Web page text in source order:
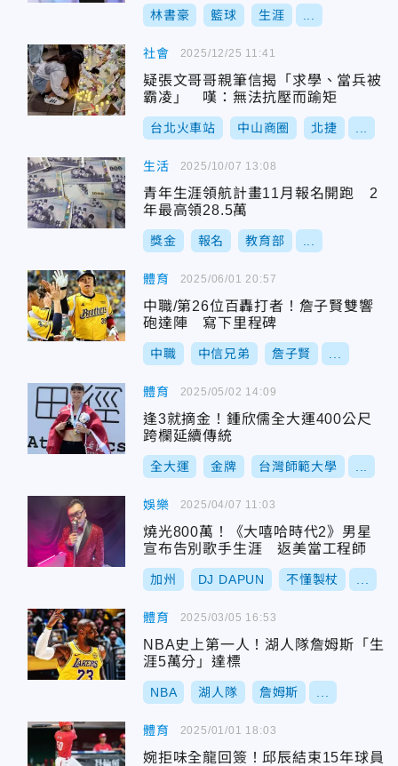
林書豪 籃球 生涯
社會
疑張文哥哥親筆信揭「求學、當兵被
霸凌」 嘆：無法抗壓而踰矩
台北火車站 中山商圈 北捷
2025/12/25 11:41
生活
青年生涯領航計畫11月報名開跑 2
年最高領28.5萬
獎金 報名 教育部
2025/10/07 13:08
體育
中職/第26位百轟打者！詹子賢雙響
砲達陣 寫下里程碑
中職 中信兄弟 詹子賢
2025/06/01 20:57
體育
逢3就摘金！鍾欣儒全大運400公尺
跨欄延續傳統
全大運 金牌 台灣師範大學
2025/05/02 14:09
娛樂
燒光800萬！《大嘻哈時代2》男星
宣布告別歌手生涯 返美當工程師
加州 DJ DAPUN 不懂製杖
2025/04/07 11:03
體育
NBA史上第一人！湖人隊詹姆斯「生
涯5萬分」達標
NBA 湖人隊 詹姆斯
2025/03/05 16:53
體育
婉拒味全龍回簽！邱辰結束15年球員
2025/01/01 18:03